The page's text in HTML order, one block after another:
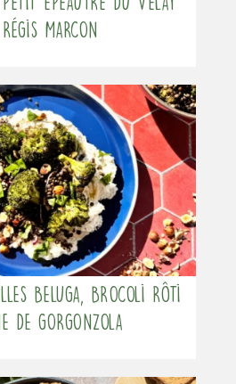
Marcon
beluga, brocoli rôti
de gorgonzola